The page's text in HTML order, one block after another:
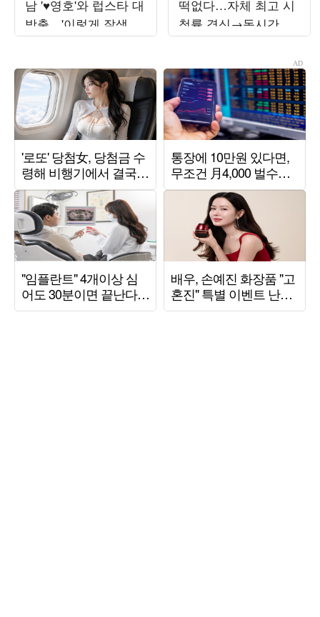
남 '♥영호'와 럽스타 대
방출…'이렇게 잘생겼
었나'
떡없다…자체 최고 시
청률 경신→동시간대
1위 '8.3%' ('유부녀킬